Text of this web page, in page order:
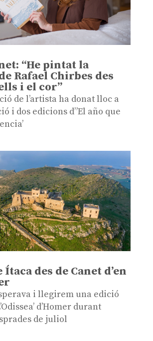
“He pintat la
Rafael Chirbes des
i el cor”
de l’artista ha donat lloc a
i dos edicions d”El año que
des de Canet d’en
i llegirem una edició
d’Homer durant
de juliol